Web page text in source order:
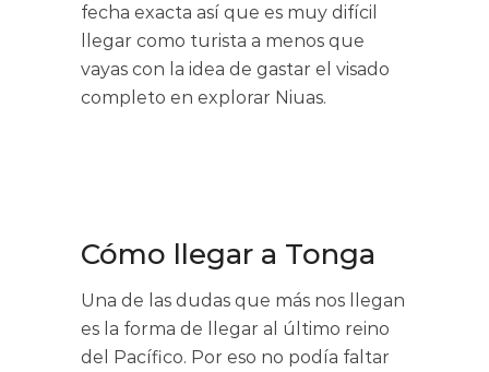
fecha exacta así que es muy difícil
llegar como turista a menos que
vayas con la idea de gastar el visado
completo en explorar Niuas.
Cómo llegar a Tonga
Una de las dudas que más nos llegan
es la forma de llegar al último reino
del Pacífico. Por eso no podía faltar